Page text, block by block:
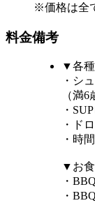
※価格は全
料金備考
▼各
・シ
（満
・
・ド
・時
▼お
・
・